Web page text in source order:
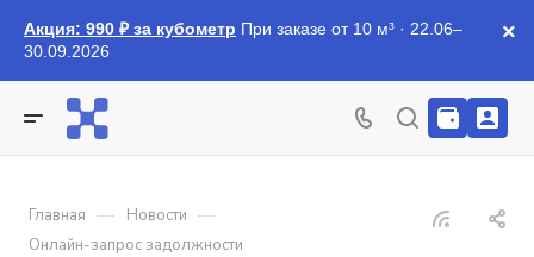
Акция: 990 ₽ за кубометр При заказе от 10 м³ · 22.06–
30.09.2026
×
Главная — Новости —
Онлайн-запрос задолжности